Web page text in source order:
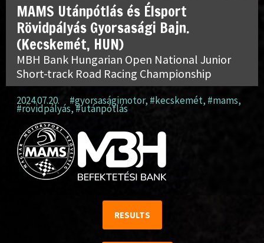
MAMS Utánpótlás és Élsport
Rövidpályás Gyorsasági Bajn.
(Kecskemét, HUN)
MBH Bank Hungarian Open National Junior
Short-track Road Racing Championship
2024.07.20. #gyorsaságimotor, #kecskemét, #mams,
#rövidpályás,#utánpótlás
RESULTS